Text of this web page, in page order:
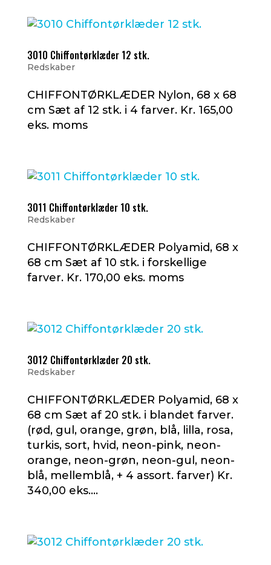
3010 Chiffontørklæder 12 stk.
Redskaber
CHIFFONTØRKLÆDER Nylon, 68 x 68
cm Sæt af 12 stk. i 4 farver. Kr. 165,00
eks. moms
3011 Chiffontørklæder 10 stk.
Redskaber
CHIFFONTØRKLÆDER Polyamid, 68 x
68 cm Sæt af 10 stk. i forskellige
farver. Kr. 170,00 eks. moms
3012 Chiffontørklæder 20 stk.
Redskaber
CHIFFONTØRKLÆDER Polyamid, 68 x
68 cm Sæt af 20 stk. i blandet farver.
(rød, gul, orange, grøn, blå, lilla, rosa,
turkis, sort, hvid, neon-pink, neon-
orange, neon-grøn, neon-gul, neon-
blå, mellemblå, + 4 assort. farver) Kr.
340,00 eks....